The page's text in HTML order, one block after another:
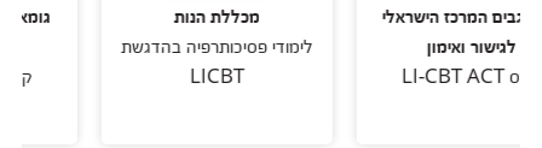
הישראלי
ואימון
מכללת הנות
לימודי פסיכותרפיה בהדגשת
LICBT
גומא גבים